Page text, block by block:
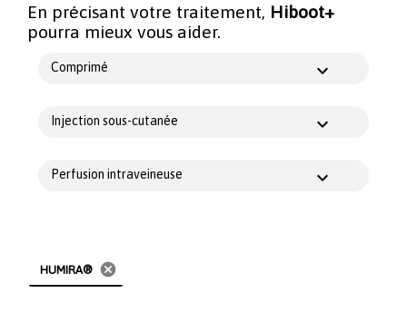
En précisant votre traitement, Hiboot+
pourra mieux vous aider.
Comprimé
Injection sous-cutanée
Perfusion intraveineuse
HUMIRA® cancel